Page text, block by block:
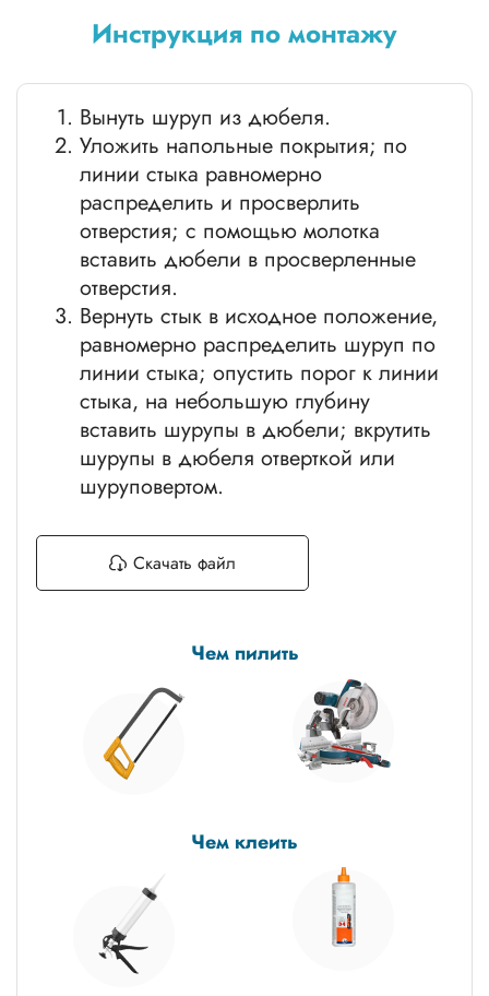
Инструкция по монтажу
Вынуть шуруп из дюбеля.
Уложить напольные покрытия; по
линии стыка равномерно
распределить и просверлить
отверстия; с помощью молотка
вставить дюбели в просверленные
отверстия.
Вернуть стык в исходное положение,
равномерно распределить шуруп по
линии стыка; опустить порог к линии
стыка, на небольшую глубину
вставить шурупы в дюбели; вкрутить
шурупы в дюбеля отверткой или
шуруповертом.
Скачать файл
Чем пилить
Чем клеить